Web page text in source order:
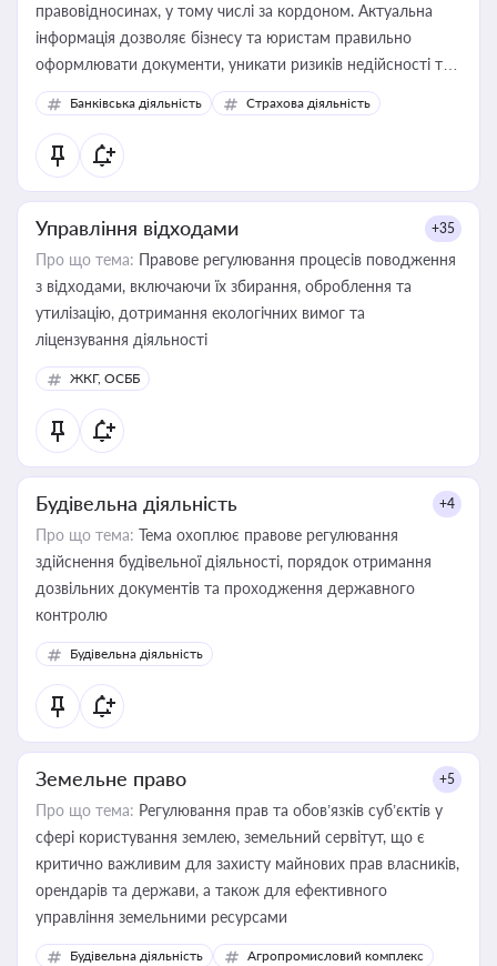
правовідносинах, у тому числі за кордоном. Актуальна
інформація дозволяє бізнесу та юристам правильно
оформлювати документи, уникати ризиків недійсності та
забезпечувати їх належне прийняття органами влади та
контрагентами
Банківська діяльність Страхова діяльність
Управління відходами +35
Про що тема: Правове регулювання процесів поводження
з відходами, включаючи їх збирання, оброблення та
утилізацію, дотримання екологічних вимог та
ліцензування діяльності
ЖКГ, ОСББ
Будівельна діяльність +4
Про що тема: Тема охоплює правове регулювання
здійснення будівельної діяльності, порядок отримання
дозвільних документів та проходження державного
контролю
Будівельна діяльність
Земельне право +5
Про що тема: Регулювання прав та обов’язків суб’єктів у
сфері користування землею, земельний сервітут, що є
критично важливим для захисту майнових прав власників,
орендарів та держави, а також для ефективного
управління земельними ресурсами
Будівельна діяльність Агропромисловий комплекс